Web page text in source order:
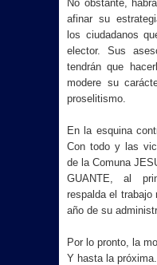
No obstante,
afinar su
los ciudadanos
elector. Sus
tendrán que
modere su
proselitismo.
En la esquina
Con todo y las
de la Comuna
GUANTE, al
respalda el trabajo
año de su
Por lo pronto, la
Y hasta la próxima.